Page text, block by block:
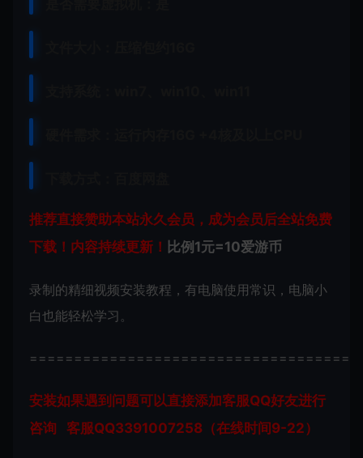
推荐直接赞助本站永久会员，成为会员后全站免费
下载！内容持续更新！ 比例1元=10爱游币
录制的精细视频安装教程，有电脑使用常识，电脑小
白也能轻松学习。
安装如果遇到问题可以直接添加客服QQ好友进行
咨询 客服QQ3391007258（在线时间9-22）